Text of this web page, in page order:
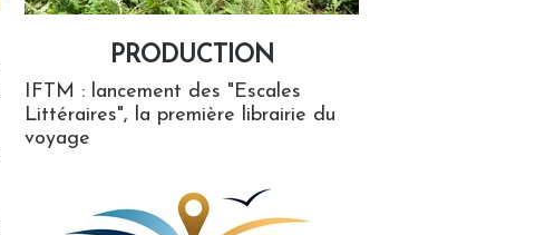
PRODUCTION
IFTM : lancement des "Escales
Littéraires", la première librairie du
voyage